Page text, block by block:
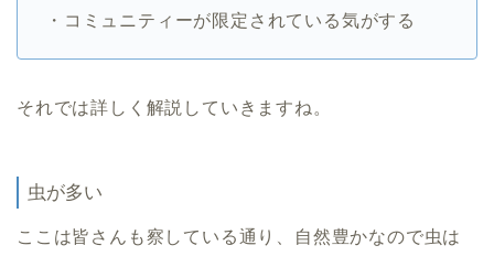
・コミュニティーが限定されている気がする
それでは詳しく解説していきますね。
虫が多い
ここは皆さんも察している通り、自然豊かなので虫は